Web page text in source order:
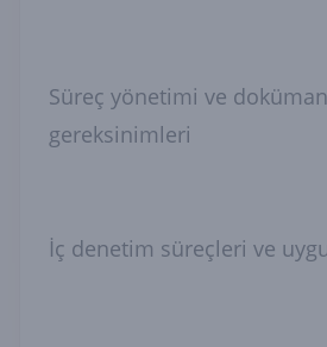
Süreç yönetimi ve
gereksinimleri
İç denetim süreçleri ve